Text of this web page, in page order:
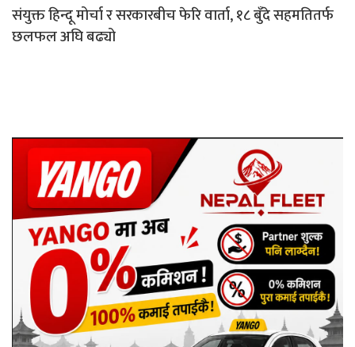
संयुक्त हिन्दू मोर्चा र सरकारबीच फेरि वार्ता, १८ बुँदे सहमतितर्फ
छलफल अघि बढ्यो